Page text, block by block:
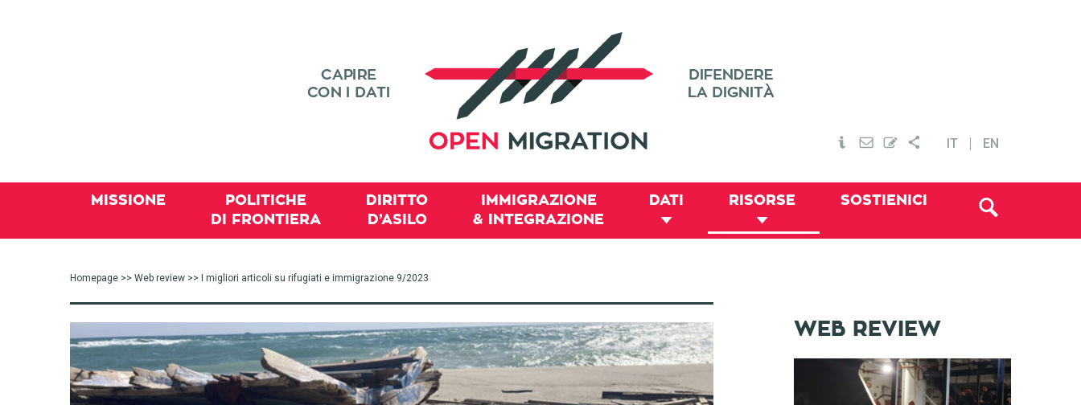
IT EN
MISSIONE
POLITICHE
DI FRONTIERA
DIRITTO
D’ASILO
IMMIGRAZIONE
& INTEGRAZIONE
DATI RISORSE SOSTIENICI
Homepage >> Web review >> I migliori articoli su rifugiati e immigrazione 9/2023
WEB REVIEW